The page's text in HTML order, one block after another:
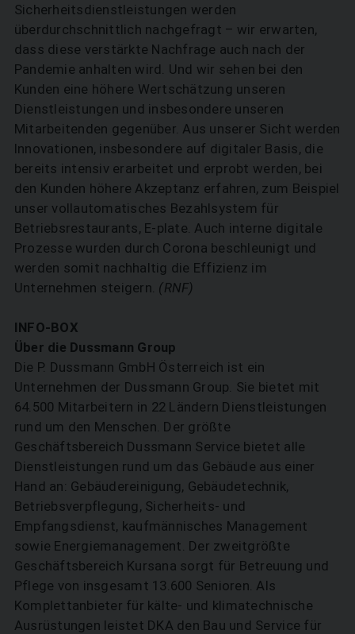
Sicherheitsdienstleistungen werden
überdurchschnittlich nachgefragt – wir erwarten,
dass diese verstärkte Nachfrage auch nach der
Pandemie anhalten wird. Und wir sehen bei den
Kunden eine höhere Wertschätzung unseren
Dienstleistungen und insbesondere unseren
Mitarbeitenden gegenüber. Aus unserer Sicht werden
Innovationen, insbesondere auf digitaler Basis, die
bereits intensiv erarbeitet und erprobt werden, bei
den Kunden höhere Akzeptanz erfahren, zum Beispiel
unser vollautomatisches Bezahlsystem für
Betriebsrestaurants, E-plate. Auch interne digitale
Prozesse wurden durch Corona beschleunigt und
werden somit nachhaltig die Effizienz im
Unternehmen steigern. (RNF)
INFO-BOX
Über die Dussmann Group
Die P. Dussmann GmbH Österreich ist ein
Unternehmen der Dussmann Group. Sie bietet mit
64.500 Mitarbeitern in 22 Ländern Dienstleistungen
rund um den Menschen. Der größte
Geschäftsbereich Dussmann Service bietet alle
Dienstleistungen rund um das Gebäude aus einer
Hand an: Gebäudereinigung, Gebäudetechnik,
Betriebsverpflegung, Sicherheits- und
Empfangsdienst, kaufmännisches Management
sowie Energiemanagement. Der zweitgrößte
Geschäftsbereich Kursana sorgt für Betreuung und
Pflege von insgesamt 13.600 Senioren. Als
Komplettanbieter für kälte- und klimatechnische
Ausrüstungen leistet DKA den Bau und Service für